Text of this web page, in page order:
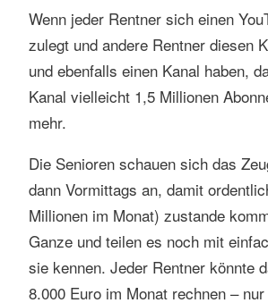
Wenn jeder Rentner sich einen
zulegt und andere Rentner diesen
und ebenfalls einen Kanal haben,
Kanal vielleicht 1,5 Millionen
mehr.
Die Senioren schauen sich das
dann Vormittags an, damit
Millionen im Monat) zustande
Ganze und teilen es noch mit
sie kennen. Jeder Rentner könnte
8.000 Euro im Monat rechnen –
i
n
e
r
s
s